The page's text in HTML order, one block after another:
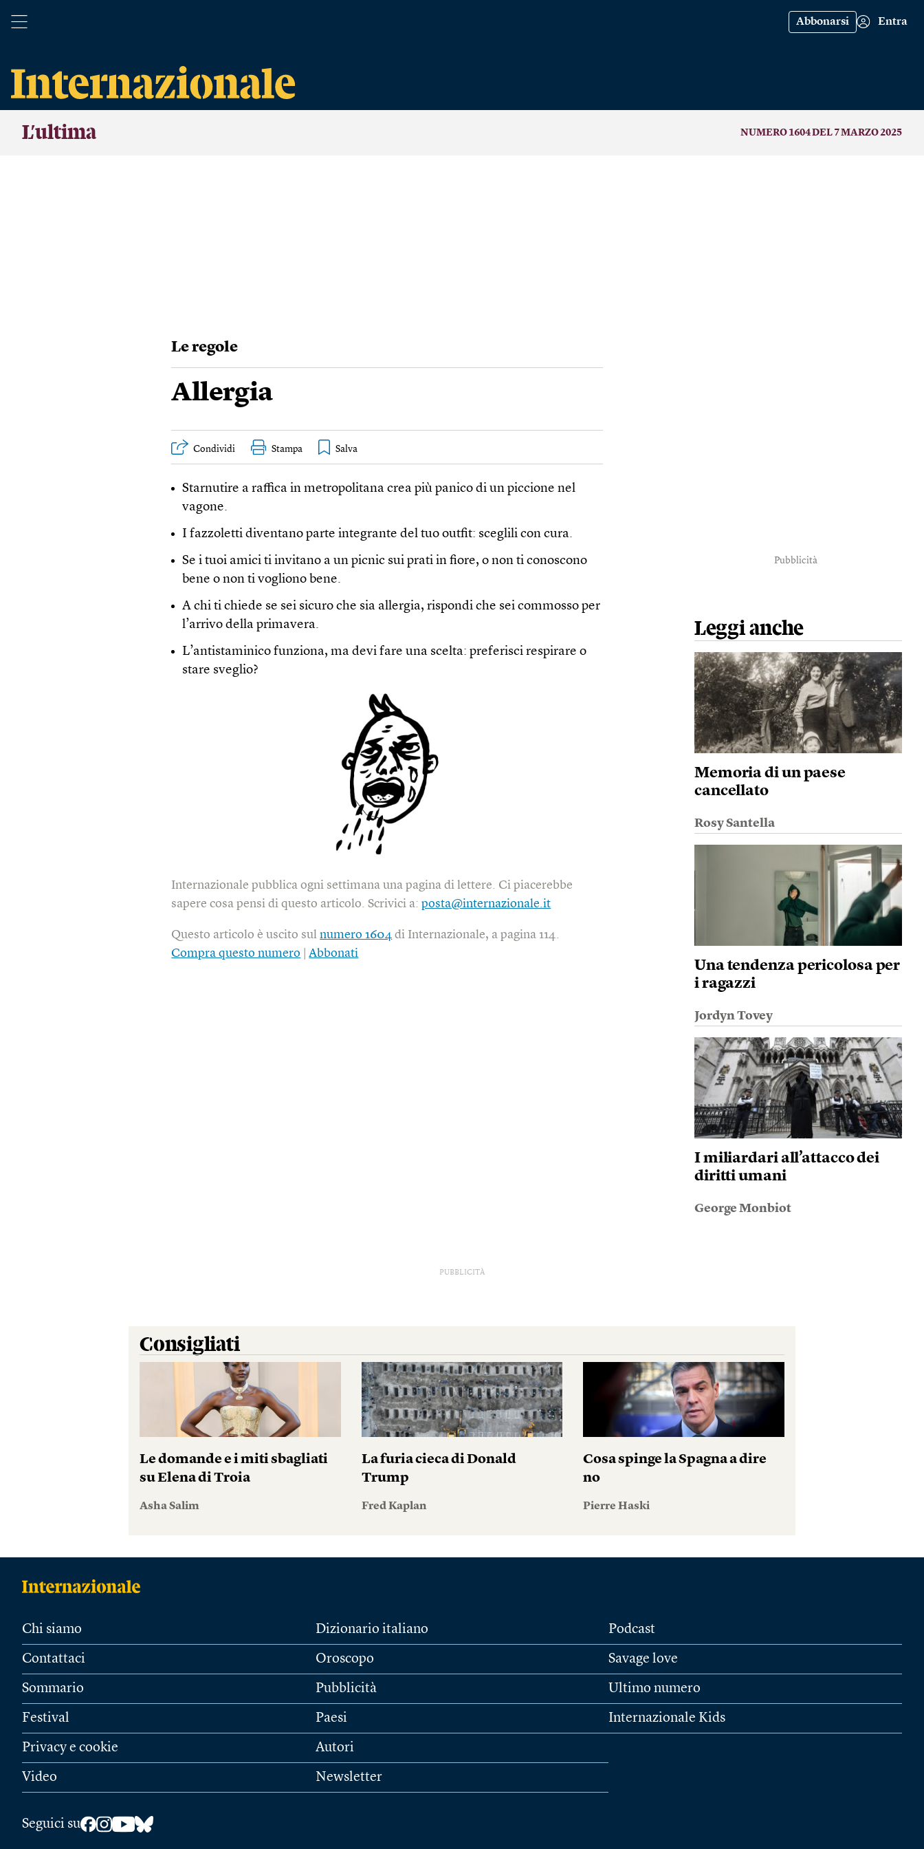
Abbonarsi Entra
L’ultima NUMERO 1604 DEL 7 MARZO 2025
Le regole
Allergia
Condividi Stampa
Starnutire a raffica in metropolitana crea più panico di un piccione nel
vagone.
I fazzoletti diventano parte integrante del tuo outfit: sceglili con cura.
Se i tuoi amici ti invitano a un picnic sui prati in fiore, o non ti conoscono
bene o non ti vogliono bene.
A chi ti chiede se sei sicuro che sia allergia, rispondi che sei commosso per
l’arrivo della primavera.
L’antistaminico funziona, ma devi fare una scelta: preferisci respirare o
stare sveglio?
Internazionale pubblica ogni settimana una pagina di lettere. Ci piacerebbe
sapere cosa pensi di questo articolo. Scrivici a:posta@internazionale.it
Questo articolo è uscito sulnumero 1604 di Internazionale, a pagina 114.
Compra questo numero |Abbonati
Pubblicità
Leggi anche
Memoria di un paese
cancellato
Rosy Santella
Una tendenza pericolosa per
i ragazzi
Jordyn Tovey
I miliardari all’attacco dei
diritti umani
George Monbiot
PUBBLICITÀ
Consigliati
Le domande e i miti sbagliati
su Elena di Troia
Asha Salim
La furia cieca di Donald
Trump
Fred Kaplan
Cosa spinge la Spagna a dire
no
Pierre Haski
Chi siamo
Contattaci
Sommario
Festival
Privacy e cookie
Video
Dizionario italiano
Oroscopo
Pubblicità
Paesi
Autori
Newsletter
Podcast
Savage love
Ultimo numero
Internazionale Kids
Seguici su